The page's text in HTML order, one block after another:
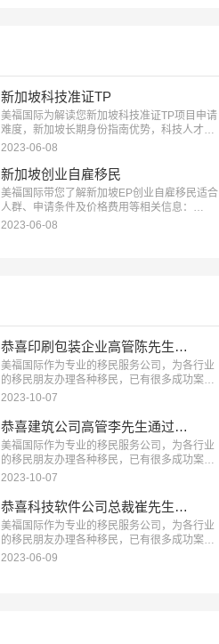
新加坡科技准证TP
美福国际为解读您新加坡科技准证TP项目申请
难度，新加坡长期身份指南优势，科技人才移
民咨询：18010180832…
2023-06-08
新加坡创业自雇移民
美福国际带您了解新加坡EP创业自雇移民适合
人群、申请条件及价格费用等相关信息：
18010180832…
2023-06-08
恭喜印刷包装企业高管陈先生成功拿到新加坡永居身份！
美福国际作为专业的移民服务公司，为各行业
的移民朋友办理各种移民，已有很多成功案
例，下面就为大家分享一个新加坡投资移民成
2023-10-07
恭喜建筑公司高管李先生通过GIP项目成功移民新加坡！
美福国际作为专业的移民服务公司，为各行业
的移民朋友办理各种移民，已有很多成功案
例，下面就为大家分享李先生投资GIP项目成
2023-10-07
恭喜科技软件公司总裁崔先生获得新加坡科技准证EP！
美福国际作为专业的移民服务公司，为各行业
的移民朋友办理各种移民，已有很多成功案
例，下面就为大家分享新加坡移民成功案例-科
2023-06-09